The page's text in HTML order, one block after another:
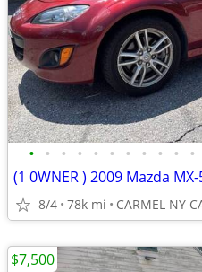
• • • • • • • • • • •
(1 0WNER ) 2009 Mazda
8/4 78k mi CARMEL NY
$7,500